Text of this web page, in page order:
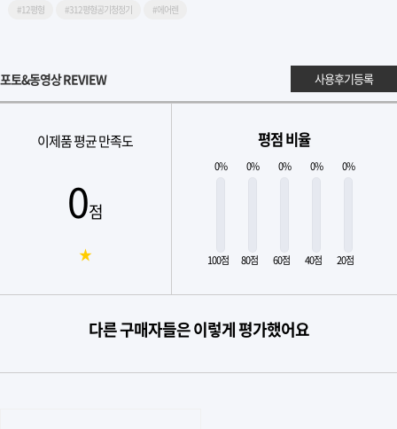
#12평형
#312평형공기청정기 #에어렌
포토&동영상 REVIEW 사용후기등록
이제품 평균 만족도
0점
★
평점 비율
0%
100점
0%
80점
0%
60점
0%
40점
0%
20점
다른 구매자들은 이렇게 평가했어요